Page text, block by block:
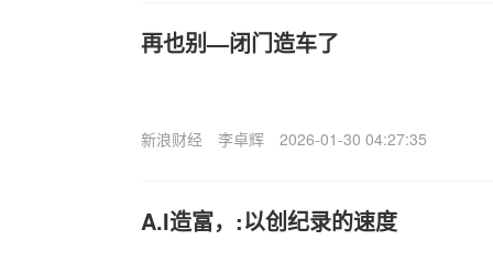
再也别—闭门造车了
新浪财经 李卓辉 2026-01-30 04:27:35
A.I造富，:以创纪录的速度